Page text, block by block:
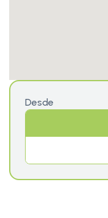
Desde